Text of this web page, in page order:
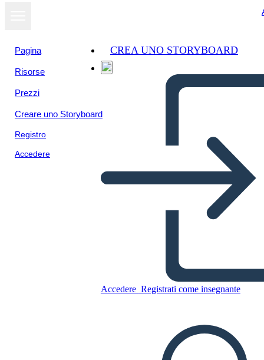
Pagina
Risorse
Prezzi
Creare uno Storyboard
Registro
Accedere
CREA UNO STORYBOARD
Accedere Registrati come insegnante
Copia questo Storyboard
CREARE UNO STORYBOARD
LEGGIMI